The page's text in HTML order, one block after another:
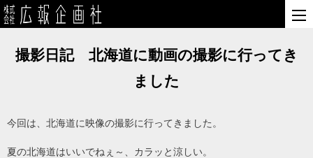
撮影日記 北海道に動画の撮影に行ってき
ました
今回は、北海道に映像の撮影に行ってきました。
夏の北海道はいいでねぇ～、カラッと涼しい。